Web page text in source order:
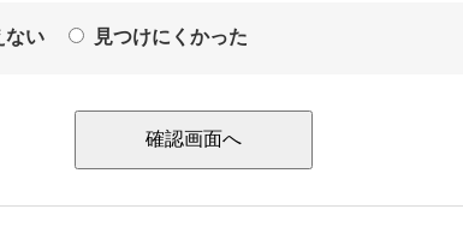
ない 見つけにくかった